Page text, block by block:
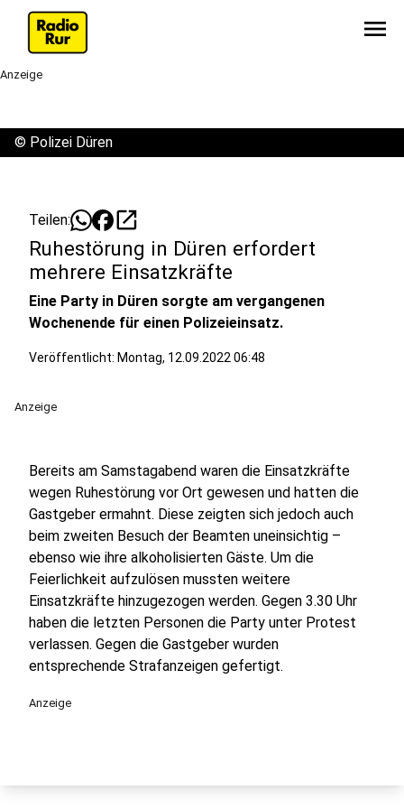
menu
Anzeige
© Polizei Düren
Teilen: open_in_new
Ruhestörung in Düren erfordert
mehrere Einsatzkräfte
Eine Party in Düren sorgte am vergangenen
Wochenende für einen Polizeieinsatz.
Veröffentlicht: Montag, 12.09.2022 06:48
Anzeige
Bereits am Samstagabend waren die Einsatzkräfte
wegen Ruhestörung vor Ort gewesen und hatten die
Gastgeber ermahnt. Diese zeigten sich jedoch auch
beim zweiten Besuch der Beamten uneinsichtig –
ebenso wie ihre alkoholisierten Gäste. Um die
Feierlichkeit aufzulösen mussten weitere
Einsatzkräfte hinzugezogen werden. Gegen 3.30 Uhr
haben die letzten Personen die Party unter Protest
verlassen. Gegen die Gastgeber wurden
entsprechende Strafanzeigen gefertigt.
Anzeige